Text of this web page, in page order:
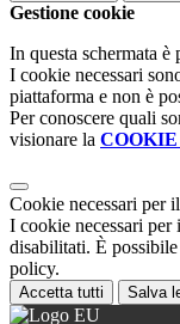
Gestione cookie
In questa schermata
I cookie necessari
piattaforma e non è
Per conoscere quali
visionare la
Cookie necessari per
I cookie necessari per
disabilitati. È
policy.
Accetta tutti Salva